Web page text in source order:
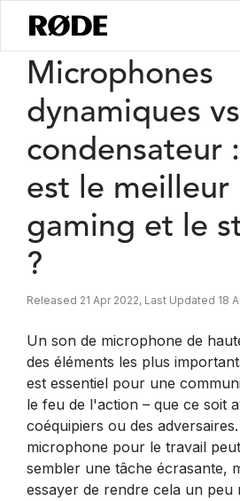
Nouvelles / Microphones Dynamiques
Microphones
dynamiques
condensateur
est le meilleur
gaming et le
?
Released 21 Apr 2022, Last Updated 18
Un son de microphone de
des éléments les plus
est essentiel pour une
le feu de l'action – que ce soit
coéquipiers ou des
microphone pour le travail
sembler une tâche écrasante,
essayer de rendre cela un peu